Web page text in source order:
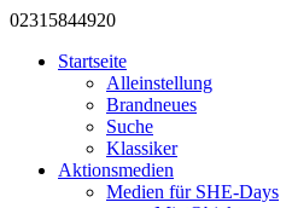
0231 5844920
Startseite
Alleinstellung
Brandneues
Suche
Klassiker
Aktionsmedien
Medien für SHE-Days